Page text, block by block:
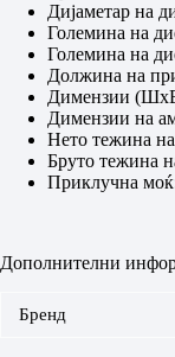
Диjаметар на
Големина на
Големина на
Должина на
Димензии
Димензии на
Нето тежина
Бруто тежина
Приклучна
Дополнителни
Бренд